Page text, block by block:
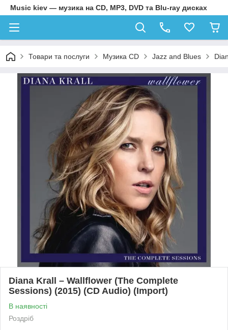
Music kiev — музика на CD, MP3, DVD та Blu-ray дисках
Товари та послуги Музика CD Jazz and Blues
Diana Krall – Wallflower (The Complete
Sessions) (2015) (CD Audio) (Import)
В наявності
Роздріб